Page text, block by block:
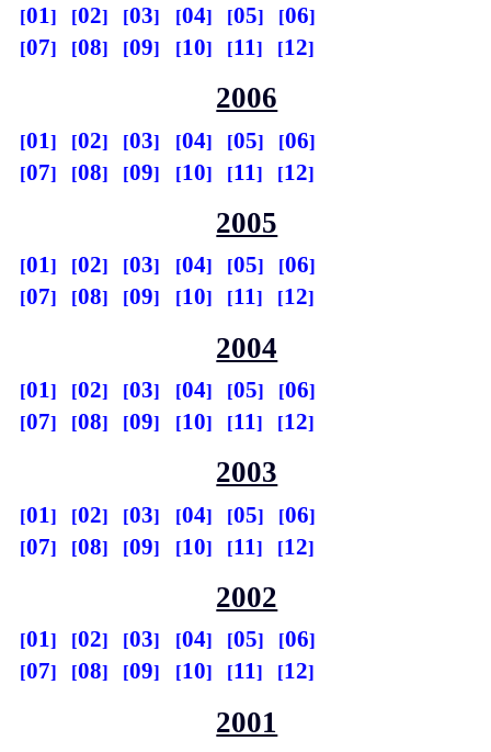
01 02 03 04 05
06
07
08 09 10 11 12
2006
01 02 03 04 05
06
07
08 09 10 11 12
2005
01 02 03 04 05
06
07
08 09 10 11 12
2004
01 02 03 04 05
06
07
08 09 10 11 12
2003
01 02 03 04 05
06
07
08 09 10 11 12
2002
01 02 03 04 05
06
07
08 09 10 11 12
2001